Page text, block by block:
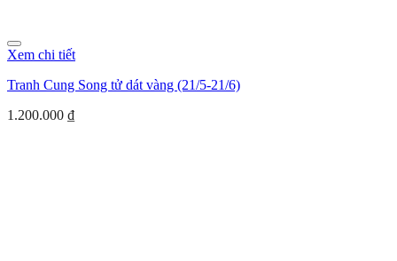
Xem chi tiết
Tranh Cung Song tử dát vàng (21/5-21/6)
1.200.000 ₫